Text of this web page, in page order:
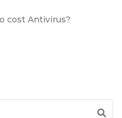
Antivirus?